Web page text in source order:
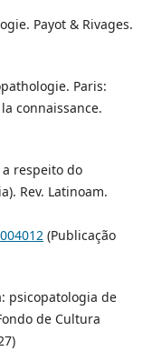
Payot & Rivages.
Paris:
connaissance.
a respeito do
Rev. Latinoam.
(Publicação
psicopatologia de
de Cultura